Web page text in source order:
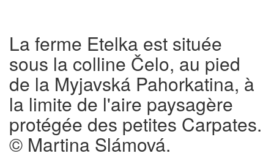
La ferme Etelka est située
sous la colline Čelo, au pied
de la Myjavská Pahorkatina, à
la limite de l'aire paysagère
protégée des petites Carpates.
© Martina Slámová.